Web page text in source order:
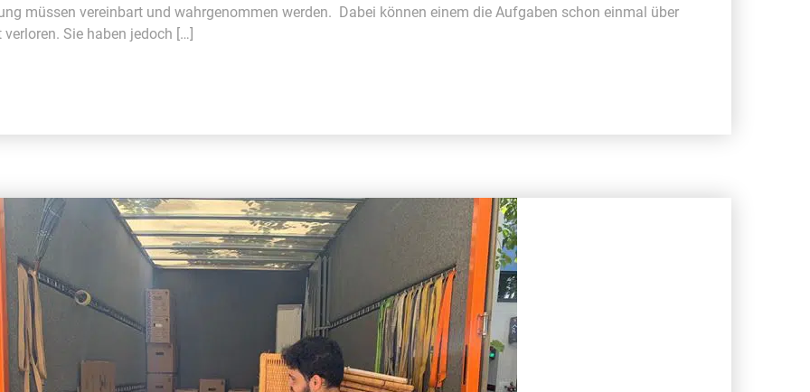
müssen vereinbart und wahrgenommen werden. Dabei können einem die Aufgaben schon einmal über
Sie haben jedoch […]